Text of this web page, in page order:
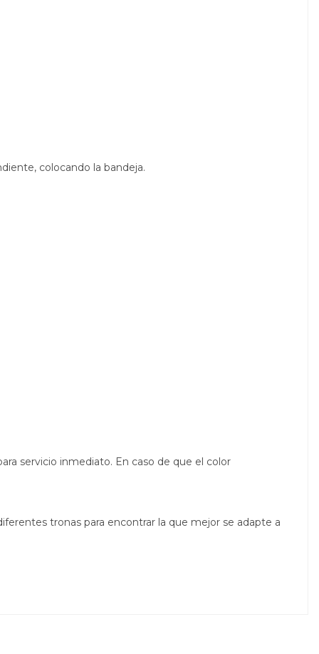
colocando la bandeja.
servicio inmediato. En caso de que el color
tronas para encontrar la que mejor se adapte a